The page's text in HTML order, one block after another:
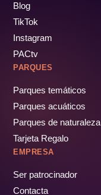
Blog
TikTok
Instagram
PACtv
PARQUES
Parques temáticos
Parques acuáticos
Parques de naturaleza
Tarjeta Regalo
EMPRESA
Ser patrocinador
Contacta